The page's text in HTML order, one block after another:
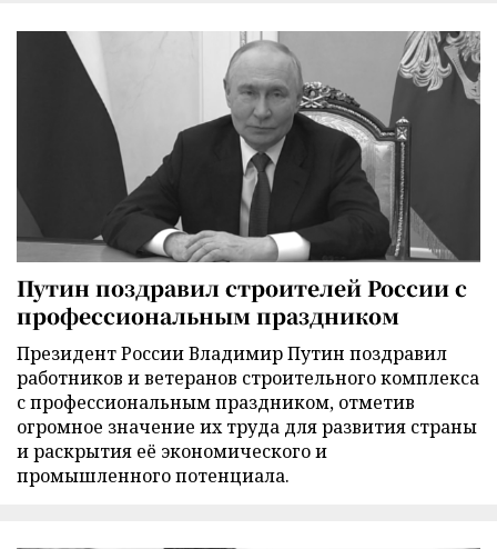
Путин поздравил строителей России с
профессиональным праздником
Президент России Владимир Путин поздравил
работников и ветеранов строительного комплекса
с профессиональным праздником, отметив
огромное значение их труда для развития страны
и раскрытия её экономического и
промышленного потенциала.